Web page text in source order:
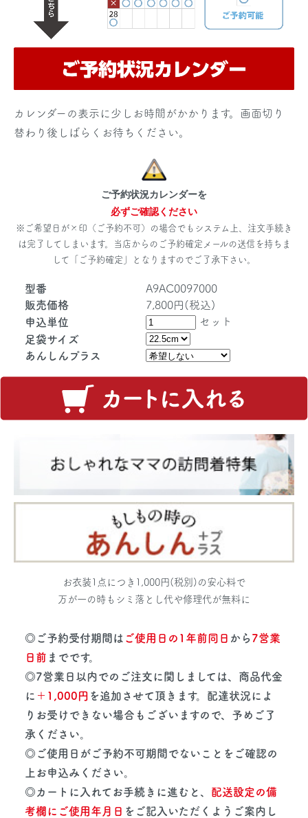
カレンダーの表示に少しお時間がかかります。画面切り
替わり後しばらくお待ちください。
ご予約状況カレンダーを
必ずご確認ください
※ご希望日が×印（ご予約不可）の場合でもシステム上、注文手続き
は完了してしまいます。当店からのご予約確定メールの送信を持ちま
して「ご予約確定」となりますのでご了承下さい。
型番
A9AC0097000
販売価格
7,800円(税込)
申込単位
セット
足袋サイズ
あんしんプラス
お衣装1点につき1,000円(税別)の安心料で
万が一の時もシミ落とし代や修理代が無料に
◎ご予約受付期間は ご使用日の1年前同日 から7営業
日前 までです。
◎7営業日以内でのご注文に関しましては、商品代金
に ＋1,000円 を追加させて頂きます。配達状況によ
りお受けできない場合もございますので、予めご了
承ください。
◎ご使用日がご予約不可期間でないことをご確認の
上お申込みください。
◎カートに入れてお手続きに進むと、 配送設定の備
考欄にご使用年月日 をご記入いただくようご案内し